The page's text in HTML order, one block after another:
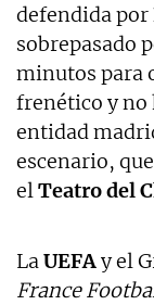
defendida por
sobrepasado
minutos para
frenético y no
entidad
escenario,
elTeatro del
LaUEFAy el
France